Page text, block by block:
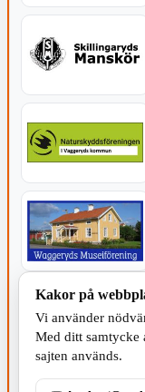
KOMMUNEN
Kakor på
Vi använder
Med ditt samtycke
sajten används.